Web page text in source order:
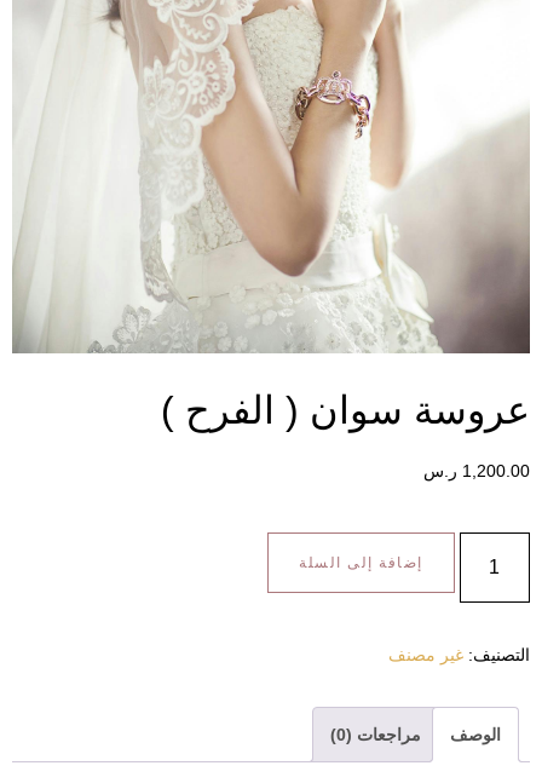
سوان ( الفرح )
إضافة إلى السلة
مصنف
مراجعات (0)